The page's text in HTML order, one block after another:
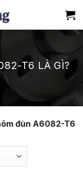
T6 LÀ GÌ?
đùn A6082-T6